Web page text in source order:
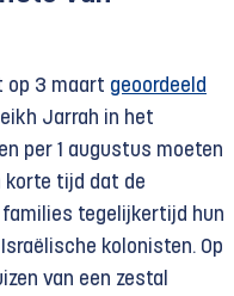
op 3 maart geoordeeld
Jarrah in het
per 1 augustus moeten
korte tijd dat de
tegelijkertijd hun
kolonisten. Op
van een zestal